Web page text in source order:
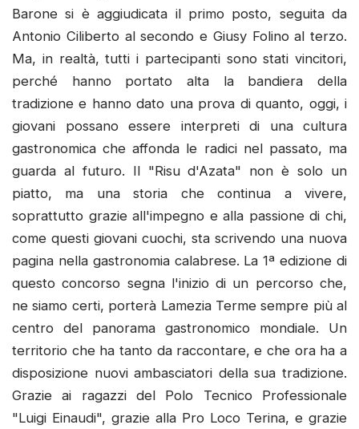
Barone si è aggiudicata il primo posto, seguita da
Antonio Ciliberto al secondo e Giusy Folino al terzo.
Ma, in realtà, tutti i partecipanti sono stati vincitori,
perché hanno portato alta la bandiera della
tradizione e hanno dato una prova di quanto, oggi, i
giovani possano essere interpreti di una cultura
gastronomica che affonda le radici nel passato, ma
guarda al futuro. Il "Risu d'Azata" non è solo un
piatto, ma una storia che continua a vivere,
soprattutto grazie all'impegno e alla passione di chi,
come questi giovani cuochi, sta scrivendo una nuova
pagina nella gastronomia calabrese. La 1ª edizione di
questo concorso segna l'inizio di un percorso che,
ne siamo certi, porterà Lamezia Terme sempre più al
centro del panorama gastronomico mondiale. Un
territorio che ha tanto da raccontare, e che ora ha a
disposizione nuovi ambasciatori della sua tradizione.
Grazie ai ragazzi del Polo Tecnico Professionale
"Luigi Einaudi", grazie alla Pro Loco Terina, e grazie